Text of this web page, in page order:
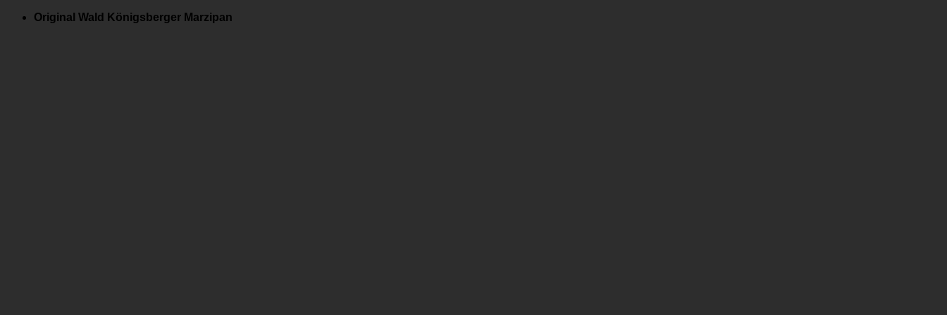
Zum
Original Wald Königsberger Marzipan